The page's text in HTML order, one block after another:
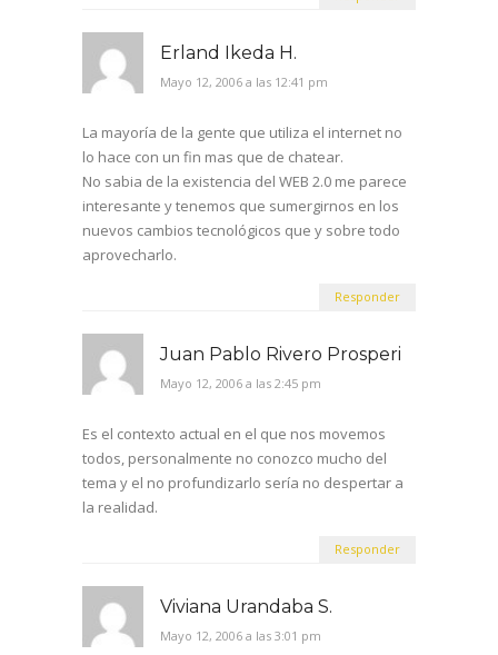
Erland Ikeda H.
Mayo 12, 2006 a las 12:41 pm
La mayoría de la gente que utiliza el internet no
lo hace con un fin mas que de chatear.
No sabia de la existencia del WEB 2.0 me parece
interesante y tenemos que sumergirnos en los
nuevos cambios tecnológicos que y sobre todo
aprovecharlo.
Responder
Juan Pablo Rivero Prosperi
Mayo 12, 2006 a las 2:45 pm
Es el contexto actual en el que nos movemos
todos, personalmente no conozco mucho del
tema y el no profundizarlo sería no despertar a
la realidad.
Responder
Viviana Urandaba S.
Mayo 12, 2006 a las 3:01 pm